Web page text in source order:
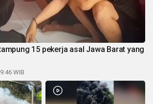
15 pekerja asal Jawa Barat yang
WIB